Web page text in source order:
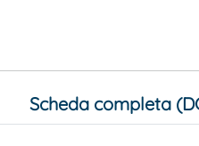
Scheda completa